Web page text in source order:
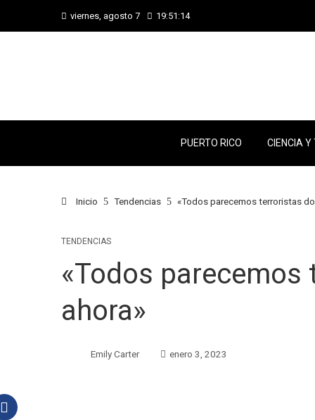
viernes, agosto 7 19:51:15
PUERTO RICO CIENCIA Y
Inicio Tendencias «Todos parecemos terroristas
TENDENCIAS
«Todos
ahora»
Emily Carter enero 3, 2023